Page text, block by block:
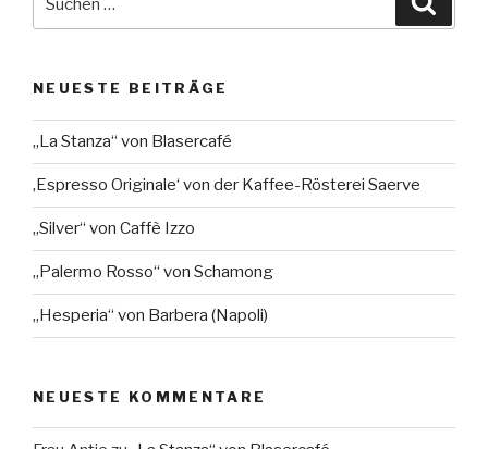
nach:
NEUESTE BEITRÄGE
„La Stanza“ von Blasercafé
‚Espresso Originale‘ von der Kaffee-Rösterei Saerve
„Silver“ von Caffè Izzo
„Palermo Rosso“ von Schamong
„Hesperia“ von Barbera (Napoli)
NEUESTE KOMMENTARE